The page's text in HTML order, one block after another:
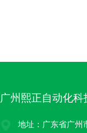
广州熙正自动化科
地址：广东省广州